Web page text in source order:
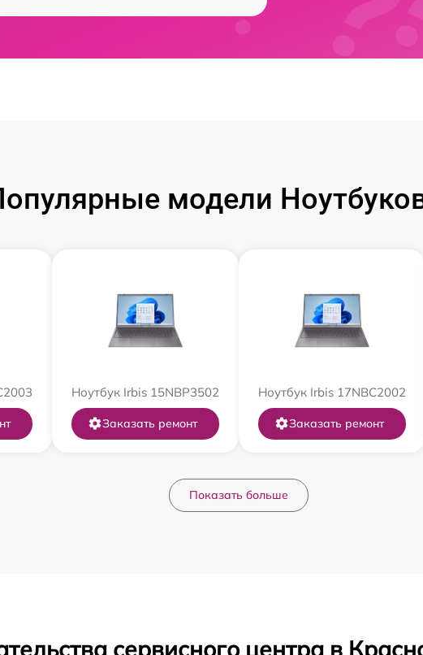
модели
Ноутбук Irbis 15NBP3502
Заказать ремонт
Ноутбук Irbis 17NBC2002
Заказать ремонт
Показать больше
сервисного центра в